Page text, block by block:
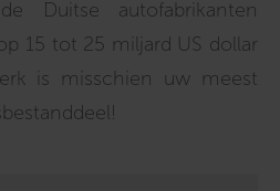
Duitse autofabrikanten
15 tot 25 miljard US dollar
is misschien uw meest